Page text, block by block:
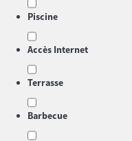
Piscine
Accès Internet
Terrasse
Barbecue